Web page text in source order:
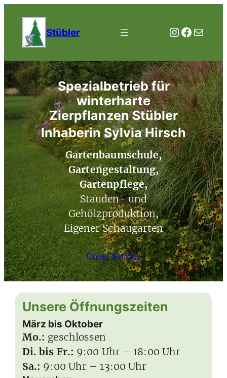
Inhalt
springen
Stübler E-Mail
Spezialbetrieb für
winterharte
Zierpflanzen Stübler
Inhaberin Sylvia Hirsch
Gartenbaumschule,
Gartengestaltung,
Gartenpflege,
Stauden- und
Gehölzproduktion,
Eigener Schaugarten
Unser Service
Unsere Öffnungszeiten
März bis Oktober
Mo.: geschlossen
Di. bis Fr.: 9:00 Uhr – 18:00 Uhr
Sa.: 9:00 Uhr – 13:00 Uhr